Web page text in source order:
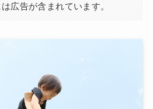
広告が含まれています。